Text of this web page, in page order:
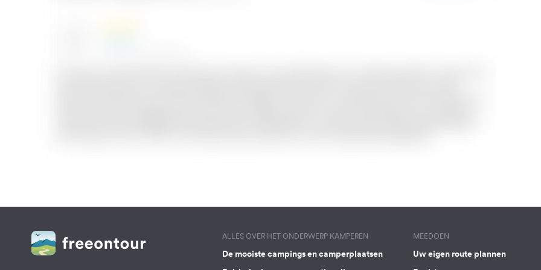
ALLES OVER HET ONDERWERP KAMPEREN
De mooiste campings en camperplaatsen
MEEDOEN
Uw eigen route plannen